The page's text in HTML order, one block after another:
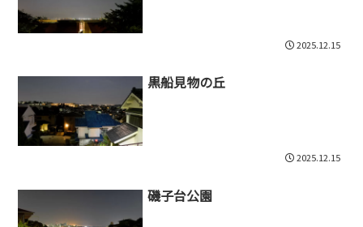
2025.12.15
黒船見物の丘
2025.12.15
磯子台公園